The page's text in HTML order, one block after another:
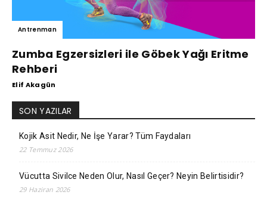
Antrenman
Zumba Egzersizleri ile Göbek Yağı Eritme
Rehberi
Elif Akagün
SON YAZILAR
Kojik Asit Nedir, Ne İşe Yarar? Tüm Faydaları
22 Temmuz 2026
Vücutta Sivilce Neden Olur, Nasıl Geçer? Neyin Belirtisidir?
29 Haziran 2026